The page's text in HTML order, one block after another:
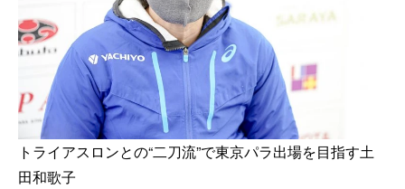
トライアスロンとの“二刀流”で東京パラ出場を目指す土
田和歌子